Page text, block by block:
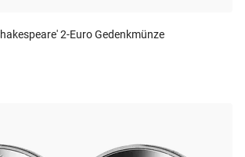
2-Euro Gedenkmünze